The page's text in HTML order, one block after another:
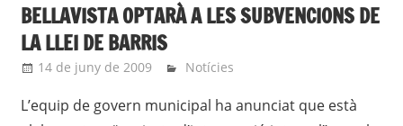
BELLAVISTA OPTARÀ A LES SUBVENCIONS DE
LA LLEI DE BARRIS
14 de juny de 2009 roger
Notícies
L’equip de govern municipal ha anunciat que està